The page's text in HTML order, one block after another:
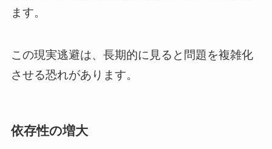
ます。
この現実逃避は、長期的に見ると問題を複雑化
させる恐れがあります。
依存性の増大